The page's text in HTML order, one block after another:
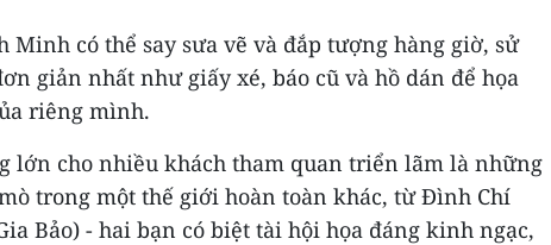
Minh có thể say sưa vẽ và đắp tượng hàng giờ, sử
giản nhất như giấy xé, báo cũ và hồ dán để họa
riêng mình.
lớn cho nhiều khách tham quan triển lãm là những
trong một thế giới hoàn toàn khác, từ Đình Chí
Bảo) - hai bạn có biệt tài hội họa đáng kinh ngạc,